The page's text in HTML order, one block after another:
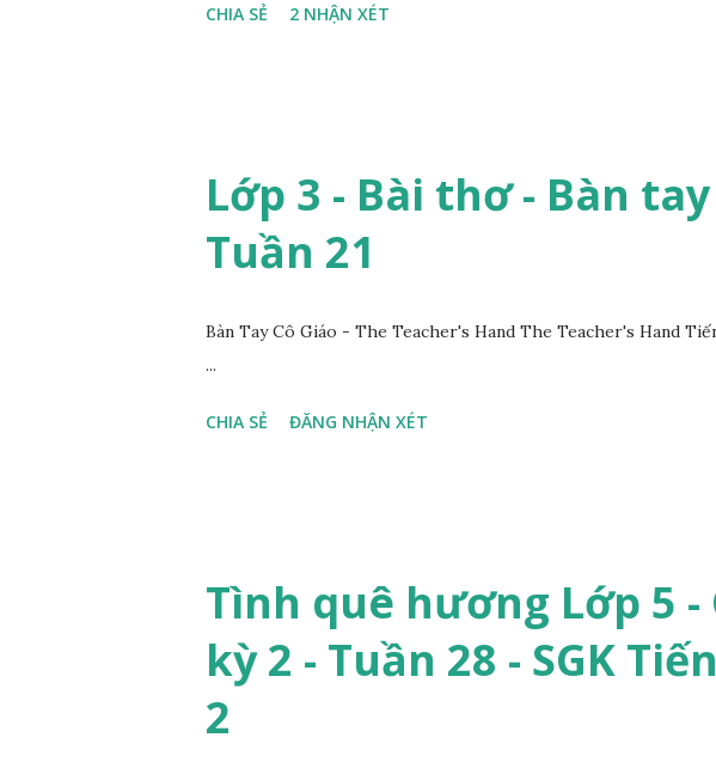
CHIA SẺ 2 NHẬN XÉT
Lớp 3 - Bài thơ - Bàn
Tuần 21
Bàn Tay Cô Giáo - The Teacher's Hand The Teacher's Hand
...
CHIA SẺ ĐĂNG NHẬN XÉT
Tình quê hương Lớp 5
kỳ 2 - Tuần 28 - SGK
2